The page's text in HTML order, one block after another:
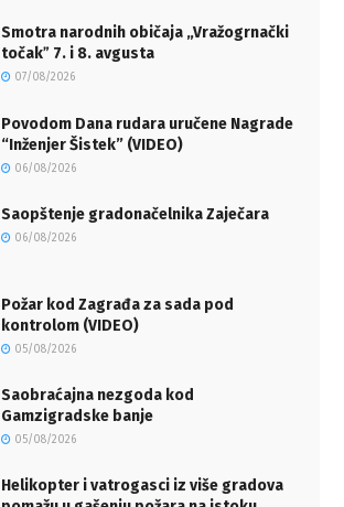
Smotra narodnih običaja „Vražogrnački
točakˮ 7. i 8. avgusta
07/08/2026
Povodom Dana rudara uručene Nagrade
“Inženjer Šistek” (VIDEO)
06/08/2026
Saopštenje gradonačelnika Zaječara
06/08/2026
Požar kod Zagrađa za sada pod
kontrolom (VIDEO)
05/08/2026
Saobraćajna nezgoda kod
Gamzigradske banje
05/08/2026
Helikopter i vatrogasci iz više gradova